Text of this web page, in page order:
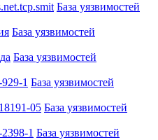
База уязвимостей
База уязвимостей
База уязвимостей
1 База уязвимостей
05 База уязвимостей
1 База уязвимостей